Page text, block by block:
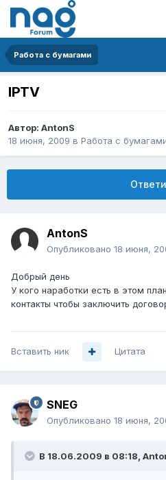
Работа с бумагами
IPTV
Автор: AntonS
18 июня, 2009 в Работа с
AntonS
Опубликовано 18 июня,
Добрый день
У кого наработки есть в этом
контакты чтобы заключить
Вставить ник Цитата
SNEG
Опубликовано 18 июня,
В 18.06.2009 в 08:18,